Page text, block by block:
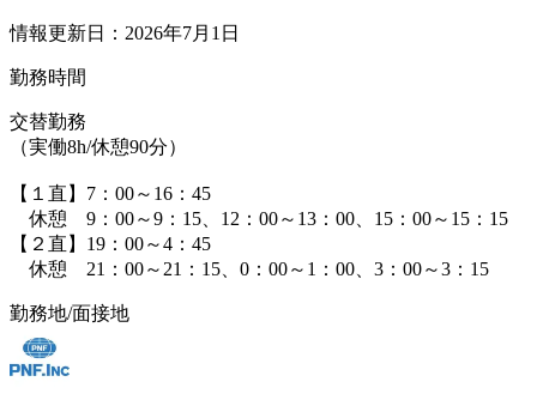
情報更新日：2026年7月1日
勤務時間
交替勤務
（実働8h/休憩90分）
【１直】7：00～16：45
休憩 9：00～9：15、12：00～13：00、15：00～15：15
【２直】19：00～4：45
休憩 21：00～21：15、0：00～1：00、3：00～3：15
勤務地/面接地